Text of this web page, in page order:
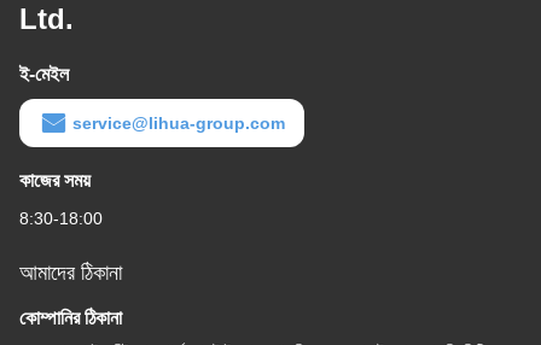
Ltd.
ই-মেইল
service@lihua-group.com
কাজের সময়
8:30-18:00
আমাদের ঠিকানা
কোম্পানির ঠিকানা